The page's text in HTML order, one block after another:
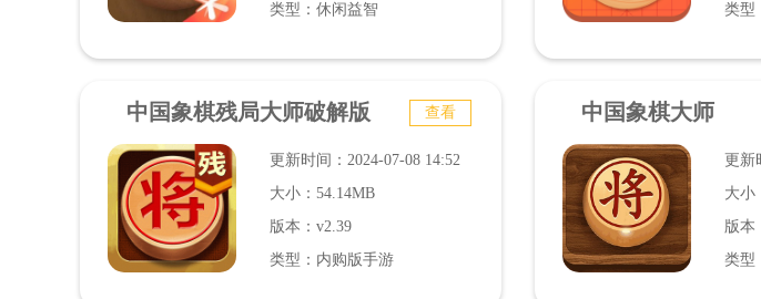
类型：休闲益智
类型
中国象棋残局大师破解版 查看
更新时间：2024-07-08 14:52
大小：54.14MB
版本：v2.39
类型：内购版手游
中国象棋大师
更新
大小
版本
类型